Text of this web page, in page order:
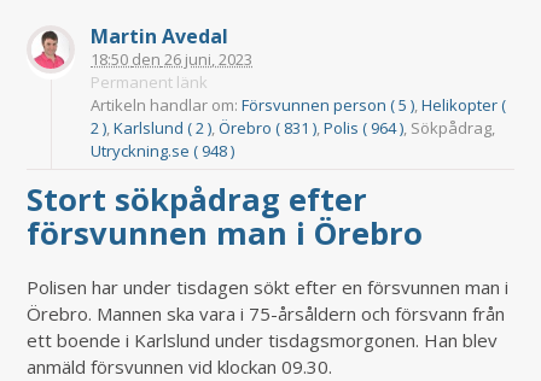
Martin Avedal
18:50 den 26 juni, 2023
Permanent länk
Artikeln handlar om:Försvunnen person ( 5 ),Helikopter (
2 ),Karlslund ( 2 ),Örebro ( 831 ),Polis ( 964 ), Sökpådrag,
Utryckning.se ( 948 )
Stort sökpådrag efter
försvunnen man i Örebro
Polisen har under tisdagen sökt efter en försvunnen man i
Örebro. Mannen ska vara i 75-årsåldern och försvann från
ett boende i Karlslund under tisdagsmorgonen. Han blev
anmäld försvunnen vid klockan 09.30.